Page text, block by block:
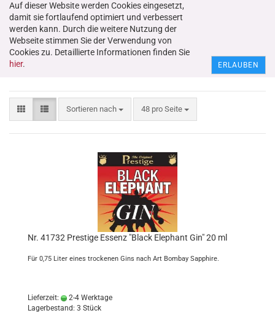
Auf dieser Website werden Cookies eingesetzt,
damit sie fortlaufend optimiert und verbessert
werden kann. Durch die weitere Nutzung der
Webseite stimmen Sie der Verwendung von
Cookies zu. Detaillierte Informationen finden Sie
hier. ERLAUBEN
Essenzen für Gin/Genever
Sortieren nach 48 pro Seite
Nr. 41732 Prestige Essenz "Black Elephant Gin" 20 ml
Für 0,75 Liter eines trockenen Gins nach Art Bombay Sapphire.
Lieferzeit:
2-4 Werktage
Lagerbestand: 3 Stück